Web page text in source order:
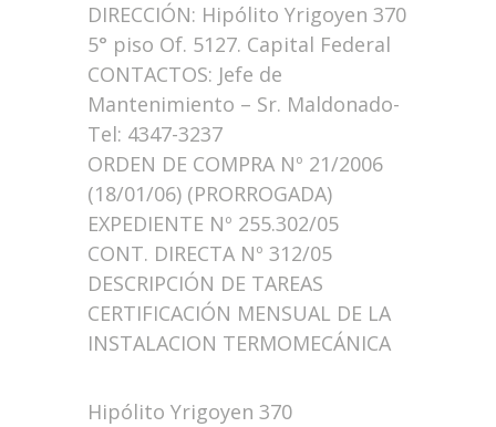
DIRECCIÓN: Hipólito Yrigoyen 370
5° piso Of. 5127. Capital Federal
CONTACTOS: Jefe de
Mantenimiento – Sr. Maldonado-
Tel: 4347-3237
ORDEN DE COMPRA Nº 21/2006
(18/01/06) (PRORROGADA)
EXPEDIENTE Nº 255.302/05
CONT. DIRECTA Nº 312/05
DESCRIPCIÓN DE TAREAS
CERTIFICACIÓN MENSUAL DE LA
INSTALACION TERMOMECÁNICA
Hipólito Yrigoyen 370